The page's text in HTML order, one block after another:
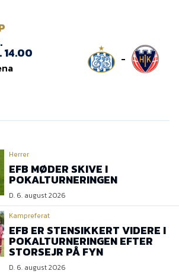
14.00 -
Herrer
EFB MØDER SKIVE I
POKALTURNERINGEN
D. 6. august 2026
Kampreferat
EFB ER STENSIKKERT VIDERE I
POKALTURNERINGEN EFTER
STORSEJR PÅ FYN
D. 6. august 2026